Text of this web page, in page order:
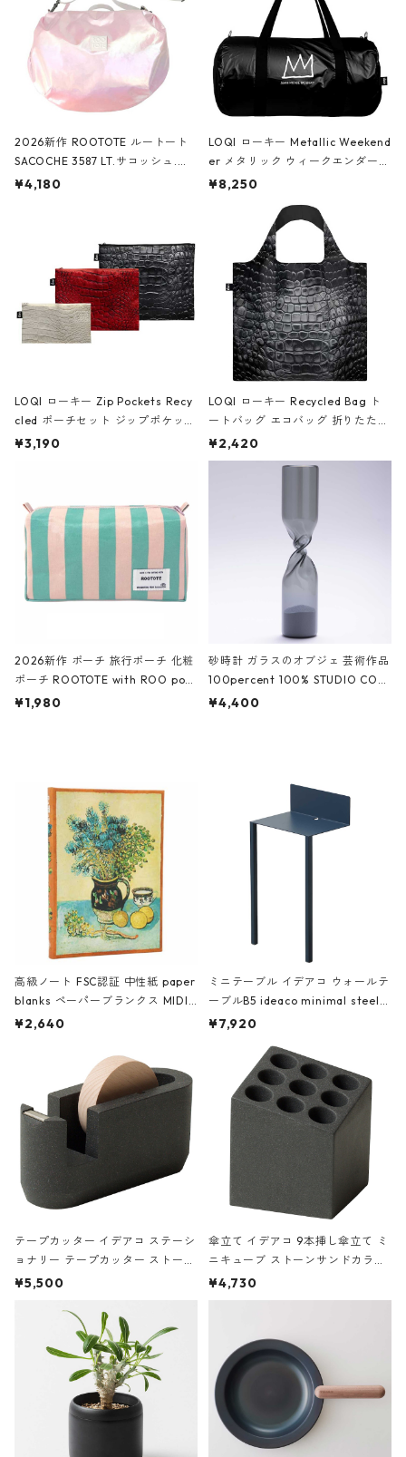
2026新作 ROOTOTE ルートート
SACOCHE 3587 LT.サコッシュ.ル
ミエ-B ショルダーバッグ グロスピ
¥4,180
LOQI ローキー Metallic Weekend
er メタリック ウィークエンダー
ボストンバッグ ショルダーバッグ
Black ジャン=ミッシェル・バスキ
ア/クラウン ブラック
¥8,250
LOQI ローキー Zip Pockets Recy
cled ポーチセット ジップポケット
ファスナーポーチ 撥水加工 トラベ
ーガンディー、オフホワイト
¥3,190
LOQI ローキー Recycled Bag ト
ートバッグ エコバッグ 折りたたみ
大きめ 撥水加工 収納ポーチ CRO
CODILE/Black クロコダイル/ブラ
¥2,420
2026新作 ポーチ 旅行ポーチ 化粧
ポーチ ROOTOTE with ROO pou
ch 3532 ルートート WR.ポーチ.ラ
¥1,980
砂時計 ガラスのオブジェ 芸術作品
100percent 100% STUDIO COH
AKU Timeless 100パーセント ス
¥4,400
高級ノート FSC認証 中性紙 paper
blanks ペーパーブランクス MIDI
ハードカバー 罫線 ヴァン・ゴッホ
¥2,640
ミニテーブル イデアコ ウォールテ
ーブルB5 ideaco minimal steel f
urniture WALL Table B5 ネイビー
¥7,920
テープカッター イデアコ ステーシ
ョナリー テープカッター ストーン
サンドカラー 石調 ideaco Station
¥5,500
傘立て イデアコ 9本挿し傘立て ミ
ニキューブ ストーンサンドカラー
石調 ideaco Umbrella Stand CUB
E ストーンサンドブラック
¥4,730